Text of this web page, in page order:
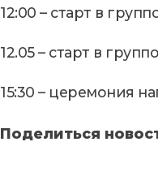
12:00 – старт в
12.05 – старт в
15:30 – церемония